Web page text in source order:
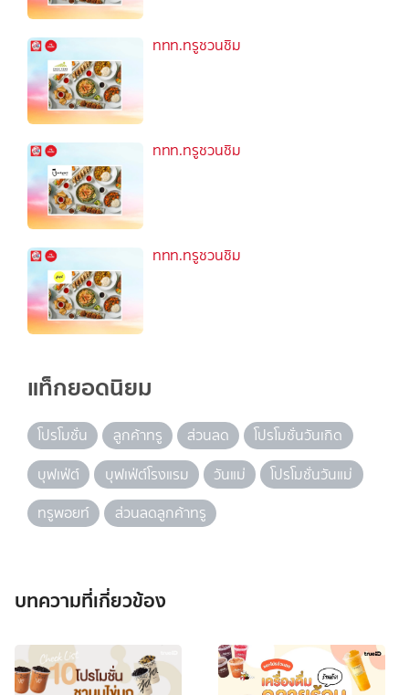
ททท.ทรูชวนชิม
ททท.ทรูชวนชิม
ททท.ทรูชวนชิม
แท็กยอดนิยม
โปรโมชั่น ลูกค้าทรู ส่วนลด
โปรโมชั่นวันเกิด
บุฟเฟ่ต์
บุฟเฟ่ต์โรงแรม วันแม่
โปรโมชั่นวันแม่
ทรูพอยท์
ส่วนลดลูกค้าทรู
บทความที่เกี่ยวข้อง